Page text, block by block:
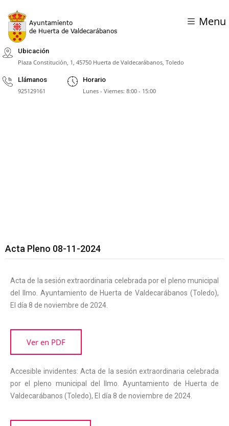
Menu
Ubicación
Plaza Constitución, 1, 45750 Huerta de Valdecarábanos, Toledo
Llámanos
925129161
Horario
Lunes - Viernes: 8:00 - 15:00
Acta Pleno 08-11-2024
Acta de la sesión extraordinaria celebrada por el pleno municipal
del Ilmo. Ayuntamiento de Huerta de Valdecarábanos (Toledo),
El día 8 de noviembre de 2024.
Ver en PDF
Accesible invidentes: Acta de la sesión extraordinaria celebrada
por el pleno municipal del Ilmo. Ayuntamiento de Huerta de
Valdecarábanos (Toledo), El día 8 de noviembre de 2024.